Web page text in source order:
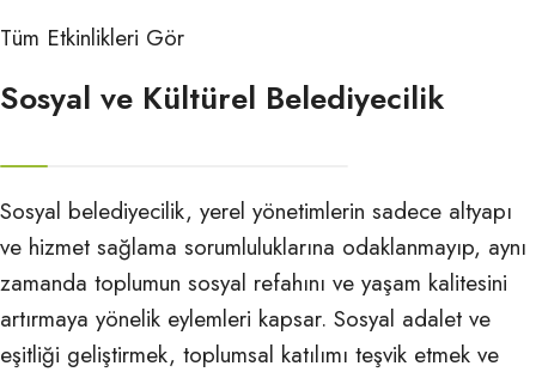
Anadil
Günü
Konseri
Tüm Etkinlikleri Gör
Sosyal ve Kültürel Belediyecilik
Sosyal belediyecilik, yerel yönetimlerin sadece altyapı
ve hizmet sağlama sorumluluklarına odaklanmayıp, aynı
zamanda toplumun sosyal refahını ve yaşam kalitesini
artırmaya yönelik eylemleri kapsar. Sosyal adalet ve
eşitliği geliştirmek, toplumsal katılımı teşvik etmek ve